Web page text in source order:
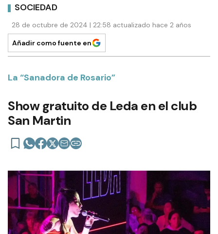
SOCIEDAD
28 de octubre de 2024 | 22:58 actualizado hace 2 años
Añadir como fuente en
La “Sanadora de Rosario”
Show gratuito de Leda en el club
San Martin